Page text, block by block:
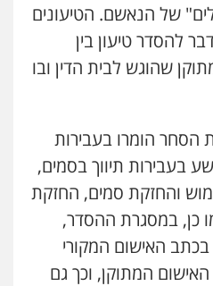
של הנאשם. הטיעונים
להסדר טיעון בין
שהוגש לבית הדין ובו
הסחר הומרו בעבירות
בעבירות תיווך בסמים,
והחזקת סמים, החזקת
כן, במסגרת ההסדר,
בכתב האישום המקורי
המתוקן, וכך גם